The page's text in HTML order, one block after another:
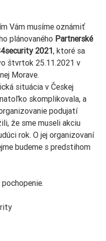
Vám musíme oznámiť
plánovaného Partnerské
2021, ktoré sa
štvrtok 25.11.2021 v
Morave.
situácia v Českej
skomplikovala, a
podujatí
že sme museli akciu
rok. O jej organizovaní
budeme s predstihom